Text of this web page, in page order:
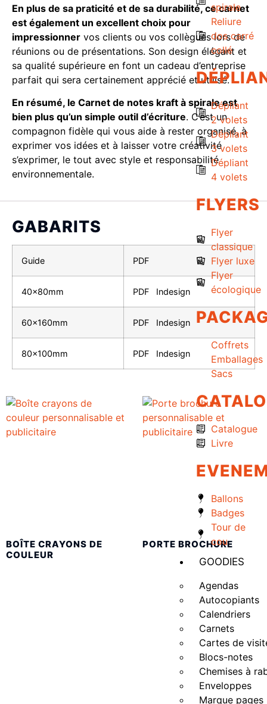
spirale
Reliure
dos carré
collé
Dépliant
2 volets
Dépliant
3 volets
Dépliant
4 volets
FLYERS
Flyer
classique
Flyer luxe
Flyer
écologique
Coffrets
Emballages
Sacs
Catalogue
Livre
Ballons
Badges
Tour de
cou
GOODIES
Agendas
Autocopiants
Calendriers
Carnets
Cartes de
Blocs-notes
Chemises à
Enveloppes
Marque pages
En plus de sa praticité et de sa durabilité, ce carnet
est également un excellent choix pour
impressionner vos clients ou vos collègues lors de
réunions ou de présentations. Son design élégant et
sa qualité supérieure en font un cadeau d’entreprise
parfait qui sera certainement apprécié et utilisé.
En résumé, le Carnet de notes kraft à spirale est
bien plus qu’un simple outil d’écriture. C’est un
compagnon fidèle qui vous aide à rester organisé, à
exprimer vos idées et à laisser votre créativité
s’exprimer, le tout avec style et responsabilité
environnementale.
GABARITS
Guide PDF
40x80mm PDF Indesign
60x160mm PDF Indesign
80x100mm PDF Indesign
BOÎTE CRAYONS DE
COULEUR
PORTE BROCHURE